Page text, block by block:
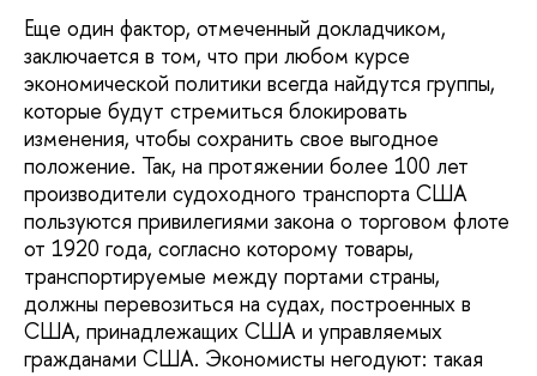
Еще один фактор, отмеченный докладчиком,
заключается в том, что при любом курсе
экономической политики всегда найдутся группы,
которые будут стремиться блокировать
изменения, чтобы сохранить свое выгодное
положение. Так, на протяжении более 100 лет
производители судоходного транспорта США
пользуются привилегиями закона о торговом флоте
от 1920 года, согласно которому товары,
транспортируемые между портами страны,
должны перевозиться на судах, построенных в
США, принадлежащих США и управляемых
гражданами США. Экономисты негодуют: такая